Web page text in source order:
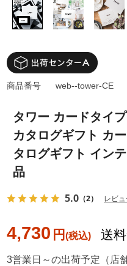
タワー カードタイ
カタログギフト カ
タログギフト イン
品
5.0 （2） レビ
4,730 円 送
商品番号 web--tower-CE
3営業日～の出荷予定（店